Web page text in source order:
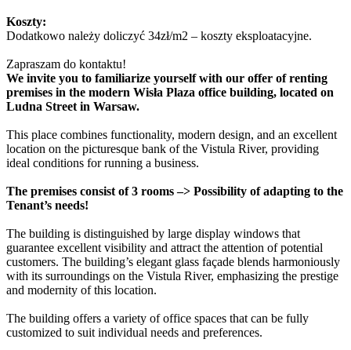
Koszty:
Dodatkowo należy doliczyć 34zł/m2 – koszty eksploatacyjne.
Zapraszam do kontaktu!
We invite you to familiarize yourself with our offer of renting
premises in the modern Wisła Plaza office building, located on
Ludna Street in Warsaw.
This place combines functionality, modern design, and an excellent
location on the picturesque bank of the Vistula River, providing
ideal conditions for running a business.
The premises consist of 3 rooms –> Possibility of adapting to the
Tenant’s needs!
The building is distinguished by large display windows that
guarantee excellent visibility and attract the attention of potential
customers. The building’s elegant glass façade blends harmoniously
with its surroundings on the Vistula River, emphasizing the prestige
and modernity of this location.
The building offers a variety of office spaces that can be fully
customized to suit individual needs and preferences.